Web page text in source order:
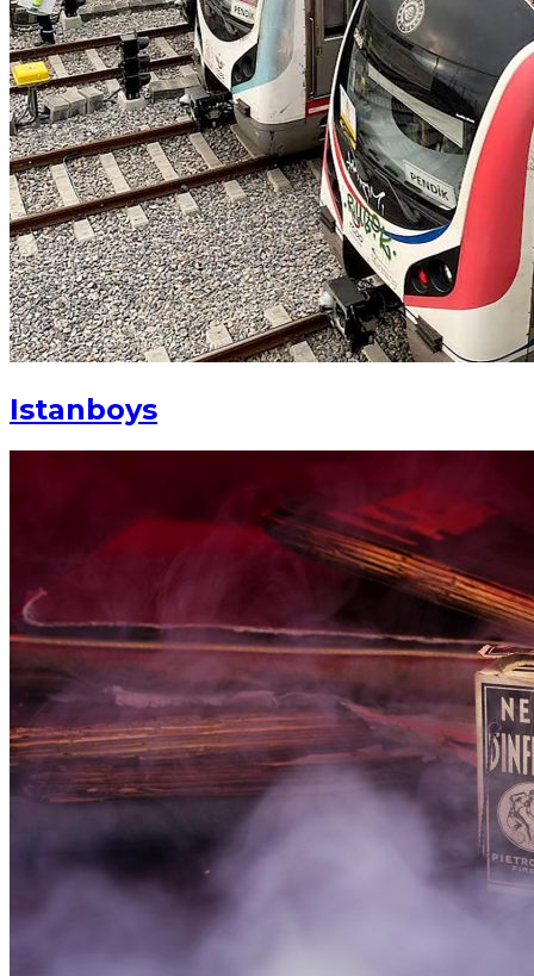
Istanboys